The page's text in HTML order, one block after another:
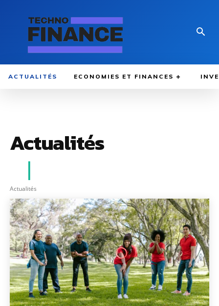
ACTUALITÉS ECONOMIES ET FINANCES
Actualités
Actualités